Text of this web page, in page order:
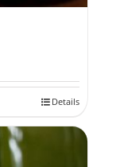
Details